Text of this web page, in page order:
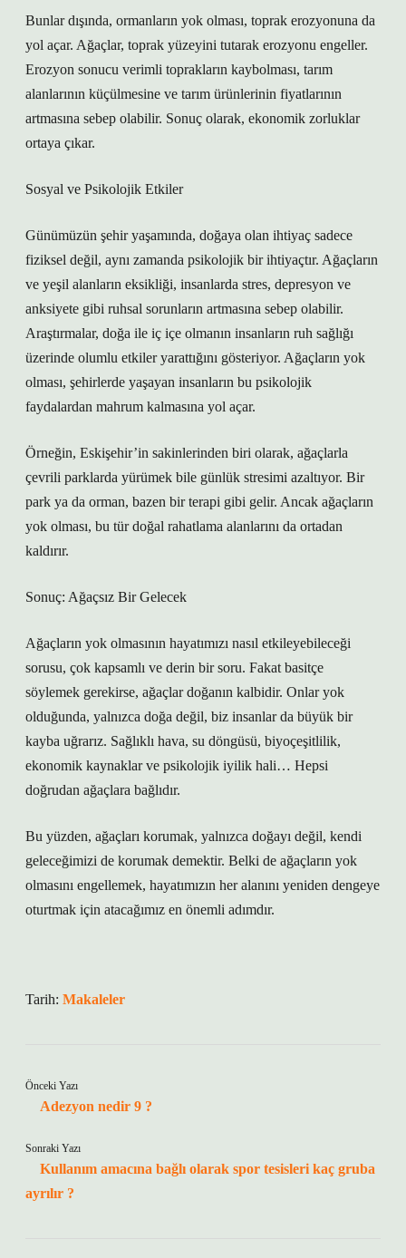
Bunlar dışında, ormanların yok olması, toprak erozyonuna da
yol açar. Ağaçlar, toprak yüzeyini tutarak erozyonu engeller.
Erozyon sonucu verimli toprakların kaybolması, tarım
alanlarının küçülmesine ve tarım ürünlerinin fiyatlarının
artmasına sebep olabilir. Sonuç olarak, ekonomik zorluklar
ortaya çıkar.
Sosyal ve Psikolojik Etkiler
Günümüzün şehir yaşamında, doğaya olan ihtiyaç sadece
fiziksel değil, aynı zamanda psikolojik bir ihtiyaçtır. Ağaçların
ve yeşil alanların eksikliği, insanlarda stres, depresyon ve
anksiyete gibi ruhsal sorunların artmasına sebep olabilir.
Araştırmalar, doğa ile iç içe olmanın insanların ruh sağlığı
üzerinde olumlu etkiler yarattığını gösteriyor. Ağaçların yok
olması, şehirlerde yaşayan insanların bu psikolojik
faydalardan mahrum kalmasına yol açar.
Örneğin, Eskişehir’in sakinlerinden biri olarak, ağaçlarla
çevrili parklarda yürümek bile günlük stresimi azaltıyor. Bir
park ya da orman, bazen bir terapi gibi gelir. Ancak ağaçların
yok olması, bu tür doğal rahatlama alanlarını da ortadan
kaldırır.
Sonuç: Ağaçsız Bir Gelecek
Ağaçların yok olmasının hayatımızı nasıl etkileyebileceği
sorusu, çok kapsamlı ve derin bir soru. Fakat basitçe
söylemek gerekirse, ağaçlar doğanın kalbidir. Onlar yok
olduğunda, yalnızca doğa değil, biz insanlar da büyük bir
kayba uğrarız. Sağlıklı hava, su döngüsü, biyoçeşitlilik,
ekonomik kaynaklar ve psikolojik iyilik hali… Hepsi
doğrudan ağaçlara bağlıdır.
Bu yüzden, ağaçları korumak, yalnızca doğayı değil, kendi
geleceğimizi de korumak demektir. Belki de ağaçların yok
olmasını engellemek, hayatımızın her alanını yeniden dengeye
oturtmak için atacağımız en önemli adımdır.
Tarih: Makaleler
Önceki Yazı
Adezyon nedir 9 ?
Sonraki Yazı
Kullanım amacına bağlı olarak spor tesisleri kaç gruba
ayrılır ?